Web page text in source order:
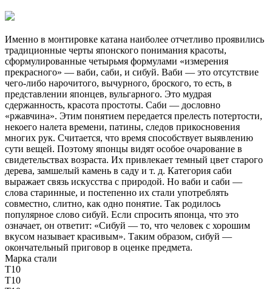
Именно в монтировке катана наиболее отчетливо проявились
традиционные черты японского понимания красоты,
сформулированные четырьмя формулами «измерения
прекрасного» — ваби, саби, и сибуй. Ваби — это отсутствие
чего-либо нарочитого, вычурного, броского, то есть, в
представлении японцев, вульгарного. Это мудрая
сдержанность, красота простоты. Саби — дословно
«ржавчина». Этим понятием передается прелесть потертости,
некоего налета времени, патины, следов прикосновения
многих рук. Считается, что время способствует выявлению
сути вещей. Поэтому японцы видят особое очарование в
свидетельствах возраста. Их привлекает темный цвет старого
дерева, замшелый камень в саду и т. д. Категория саби
выражает связь искусства с природой. Но ваби и саби —
слова старинные, и постепенно их стали употреблять
совместно, слитно, как одно понятие. Так родилось
популярное слово сибуй. Если спросить японца, что это
означает, он ответит: «Сибуй — то, что человек с хорошим
вкусом называет красивым». Таким образом, сибуй —
окончательный приговор в оценке предмета.
Марка стали
T10
T10